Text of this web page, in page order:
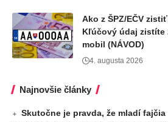
Ako z ŠPZ/EČV
Kľúčový údaj zistíte
mobil (NÁVOD)
4. augusta 2026
Najnovšie články
Skutočne je pravda, že mladí